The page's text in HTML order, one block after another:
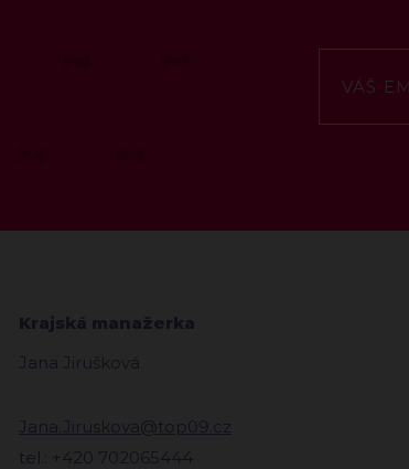
Krajská manažerka
Jana Jirušková
Jana.Jiruskova@top09.cz
tel.: +420 702065444